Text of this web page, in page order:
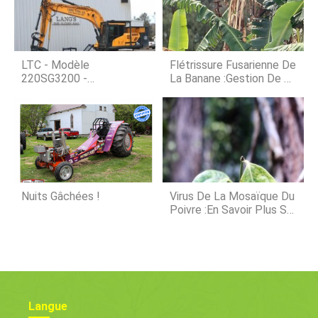
qualité de leau Voici les
concentrations de nutriments
recommandées dans les systèmes
aquaponiques. Noubliez pas que
votre système est unique, et vos
concentrations optimales peuvent v
LTC - Modèle
220SG3200 -
Flétrissure Fusarienne De
La Banane :gestion De La
Des Bananes
Nuits Gâchées !
Virus De La Mosaïque Du
Poivre :en Savoir Plus Sur
Langue